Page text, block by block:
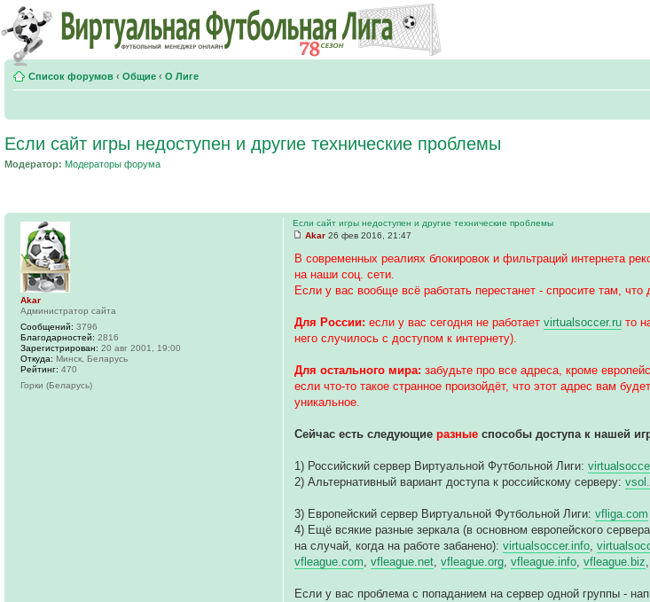
Список форумов ‹ Общие ‹ О Лиге
Если сайт игры недоступен и другие технические проблемы
Модератор: Модераторы форума
Если сайт игры недоступен и другие технические проблемы
Akar 26 фев 2016, 21:47
В современных реалиях блокировок и фильтраций интернета
на наши соц. сети.
Если у вас вообще всё работать перестанет - спросите там, что
Для России: если у вас сегодня не работаетvirtualsoccer.ru то
него случилось с доступом к интернету).
Для остального мира: забудьте про все адреса, кроме
если что-то такое странное произойдёт, что этот адрес вам
уникальное.
Сейчас есть следующиеразные способы доступа к нашей
1) Российский сервер Виртуальной Футбольной Лиги:
2) Альтернативный вариант доступа к российскому серверу:
3) Европейский сервер Виртуальной Футбольной Лиги:vfliga.com
4) Ещё всякие разные зеркала (в основном европейского
на случай, когда на работе забанено):virtualsoccer.info ,
vfleague.com ,vfleague.net ,vfleague.org ,vfleague.info ,vfleague.biz
Если у вас проблема с попаданием на сервер одной группы -
Akar
Администратор сайта
Сообщений: 3796
Благодарностей: 2816
Зарегистрирован: 20 авг 2001, 19:00
Откуда: Минск, Беларусь
Рейтинг: 470
Горки (Беларусь)